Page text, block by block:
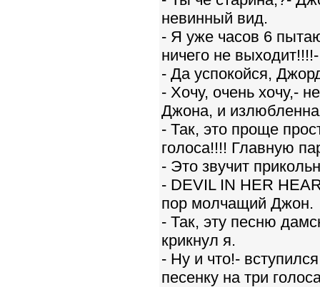
невинный вид.
- Я уже часов 6
ничего не
- Да успокойся,
- Хочу, очень хочу,-
Джона, и
- Так, это проще
голоса!!!! Главную
- Это звучит
- DEVIL IN HER
пор молчащий Джон.
- Так, эту песню
крикнул я.
- Ну и что!-
песенку на три